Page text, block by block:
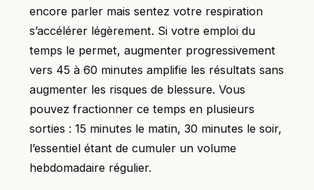
encore parler mais sentez votre respiration
s’accélérer légèrement. Si votre emploi du
temps le permet, augmenter progressivement
vers 45 à 60 minutes amplifie les résultats sans
augmenter les risques de blessure. Vous
pouvez fractionner ce temps en plusieurs
sorties : 15 minutes le matin, 30 minutes le soir,
l’essentiel étant de cumuler un volume
hebdomadaire régulier.